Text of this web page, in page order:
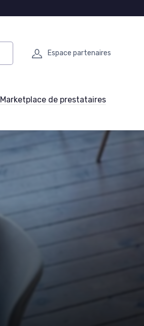
Espace partenaires
Marketplace de prestataires